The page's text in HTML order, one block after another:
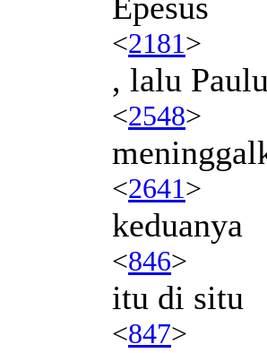
<2181>
, lalu
<2548>
<2641>
keduanya
<846>
itu di situ
<847>